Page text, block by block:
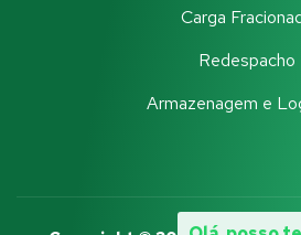
Carga
Redespacho
Armazenagem e